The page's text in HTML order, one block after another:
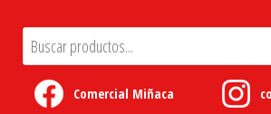
Comercial Miñaca